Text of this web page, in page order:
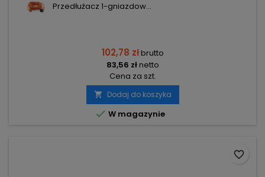
Przedłużacz 1-gniazdow...
102,78 złbrutto
83,56 złnetto
Cena za szt.
 Dodaj do koszyka
 W magazynie
favorite_border